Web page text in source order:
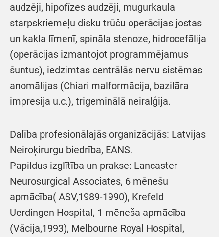
audzēji, hipofīzes audzēji, mugurkaula
starpskriemeļu disku trūču operācijas jostas
un kakla līmenī, spināla stenoze, hidrocefālija
(operācijas izmantojot programmējamus
šuntus), iedzimtas centrālās nervu sistēmas
anomālijas (Chiari malformācija, bazilāra
impresija u.c.), trigeminālā neiralģija.
Dalība profesionālajās organizācijās: Latvijas
Neiroķirurgu biedrība, EANS.
Papildus izglītība un prakse: Lancaster
Neurosurgical Associates, 6 mēnešu
apmācība( ASV,1989-1990), Krefeld
Uerdingen Hospital, 1 mēneša apmācība
(Vācija,1993), Melbourne Royal Hospital,